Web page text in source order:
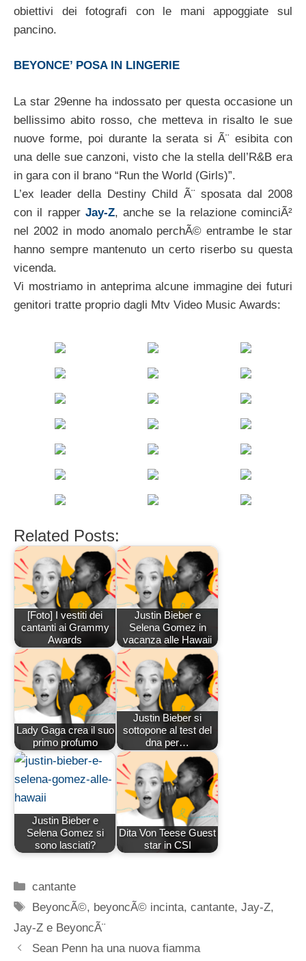
obiettivi dei fotografi con le mani appoggiate sul
pancino.
BEYONCE’ POSA IN LINGERIE
La star 29enne ha indossato per questa occasione un
bellissimo abito rosso, che metteva in risalto le sue
nuove forme, poi durante la serata si Ã¨ esibita con
una delle sue canzoni, visto che la stella dell’R&B era
in gara con il brano “Run the World (Girls)”.
L’ex leader della Destiny Child Ã¨ sposata dal 2008
con il rapper Jay-Z, anche se la relazione cominciÃ²
nel 2002 in modo anomalo perchÃ© entrambe le star
hanno sempre mantenuto un certo riserbo su questa
vicenda.
Vi mostriamo in anteprima alcune immagine dei futuri
genitori tratte proprio dagli Mtv Video Music Awards:
Related Posts:
[Foto] I vestiti dei
cantanti ai Grammy
Awards
Justin Bieber e
Selena Gomez in
vacanza alle Hawaii
Lady Gaga crea il suo
primo profumo
Justin Bieber si
sottopone al test del
dna per…
Justin Bieber e
Selena Gomez si
sono lasciati?
Dita Von Teese Guest
star in CSI
Categorie
cantante
Tag
BeyoncÃ©, beyoncÃ© incinta,cantante,Jay-Z,
Jay-Z e BeyoncÃ¨
Sean Penn ha una nuova fiamma